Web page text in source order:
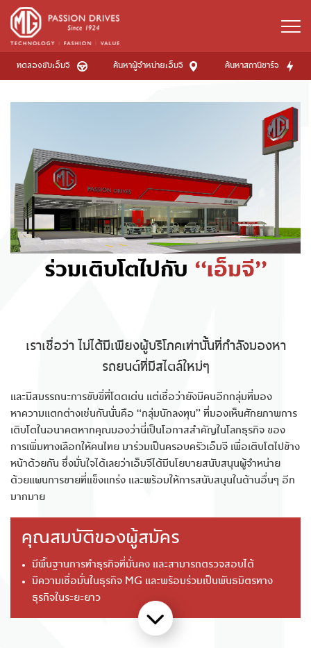
ทดลองขับเอ็มจี ค้นหาผู้จำหน่ายเอ็มจี ค้นหาสถานีชาร์จ
ร่วมเติบโตไปกับ “เอ็มจี”
เราเชื่อว่า ไม่ได้มีเพียงผู้บริโภคเท่านั้นที่กําลังมองหา
รถยนต์ที่มีสไตล์ใหม่ๆ
และมีสมรรถนะการขับขี่ที่โดดเด่น แต่เชื่อว่ายังมีคนอีกกลุ่มที่มอง
หาความแตกต่างเช่นกันนั่นคือ “กลุ่มนักลงทุน” ที่มองเห็นศักยภาพการ
เติบโตในอนาคตหากคุณมองว่านี่เป็นโอกาสสําคัญในโลกธุรกิจ ของ
การเพิ่มทางเลือกให้คนไทย มาร่วมเป็นครอบครัวเอ็มจี เพื่อเติบโตไปข้าง
หน้าด้วยกัน ซึ่งมั่นใจได้เลยว่าเอ็มจีได้มีนโยบายสนับสนุนผู้จําหน่าย
ด้วยแผนการขายที่แข็งแกร่ง และพร้อมให้การสนับสนุนในด้านอื่นๆ อีก
มากมาย
คุณสมบัติของผู้สมัคร
มีพื้นฐานการทําธุรกิจที่มั่นคง และสามารถตรวจสอบได้
มีความเชื่อมั่นในธุรกิจ MG และพร้อมร่วมเป็นพันธมิตรทาง
ธุรกิจในระยะยาว